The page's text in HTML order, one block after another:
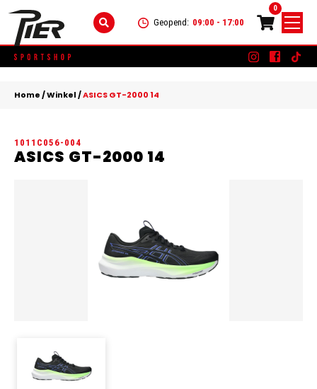
Geopend: 09:00 - 17:00
0
Skip
to
SCHOENEN
KLEDING
KINDEREN
Home/Winkel/ASICS GT-2000 14
1011C056-004
ASICS GT-2000 14